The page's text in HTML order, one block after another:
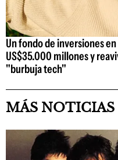
Un fondo de inversiones
US$35.000 millones y
"burbuja tech"
MÁS NOTICIAS